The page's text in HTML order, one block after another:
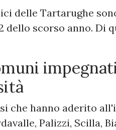
delle Tartarughe
dello scorso anno. Di
che hanno aderito
Palizzi, Scilla,